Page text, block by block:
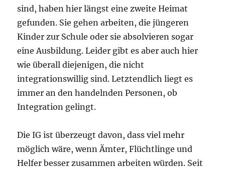
sind, haben hier längst eine zweite Heimat
gefunden. Sie gehen arbeiten, die jüngeren
Kinder zur Schule oder sie absolvieren sogar
eine Ausbildung. Leider gibt es aber auch hier
wie überall diejenigen, die nicht
integrationswillig sind. Letztendlich liegt es
immer an den handelnden Personen, ob
Integration gelingt.
Die IG ist überzeugt davon, dass viel mehr
möglich wäre, wenn Ämter, Flüchtlinge und
Helfer besser zusammen arbeiten würden. Seit